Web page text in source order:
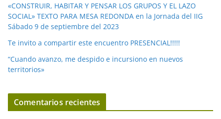
«CONSTRUIR, HABITAR Y PENSAR LOS GRUPOS Y EL LAZO
SOCIAL» TEXTO PARA MESA REDONDA en la Jornada del IIG
Sábado 9 de septiembre del 2023
Te invito a compartir este encuentro PRESENCIAL!!!!!
“Cuando avanzo, me despido e incursiono en nuevos
territorios»
Comentarios recientes